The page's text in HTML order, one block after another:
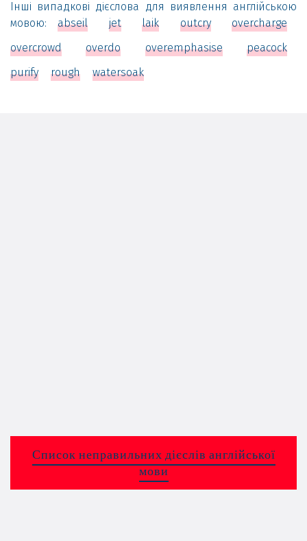
Інші випадкові дієслова для виявлення англійською
мовою:abseil jet laik outcry
overcharge
overcrowd
overdo overemphasise
peacock
purify
rough watersoak
Список неправильних дієслів англійської
мови